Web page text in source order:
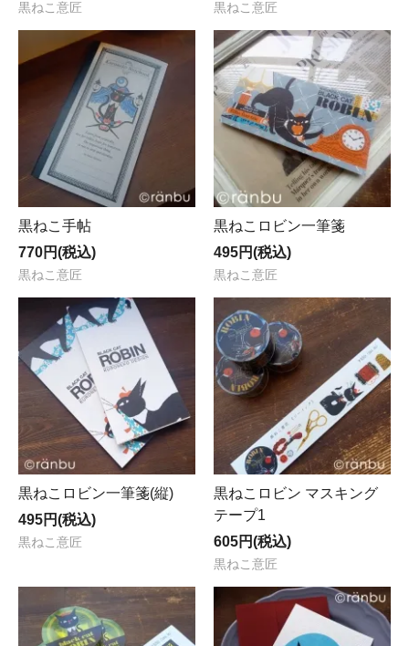
黒ねこ意匠 黒ねこ意匠
黒ねこ手帖
770円(税込)
黒ねこ意匠
黒ねこロビン一筆箋
495円(税込)
黒ねこ意匠
黒ねこロビン一筆箋(縦)
495円(税込)
黒ねこ意匠
黒ねこロビン マスキング
テープ1
605円(税込)
黒ねこ意匠